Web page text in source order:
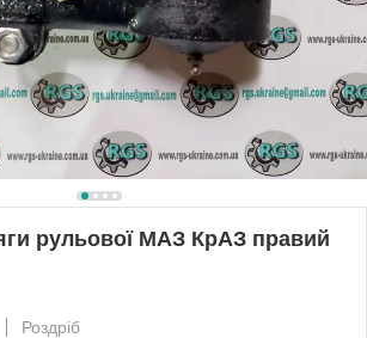
рульової МАЗ КрАЗ правий
Роздріб